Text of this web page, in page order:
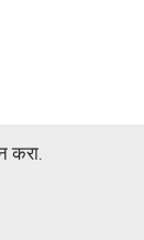
करा.